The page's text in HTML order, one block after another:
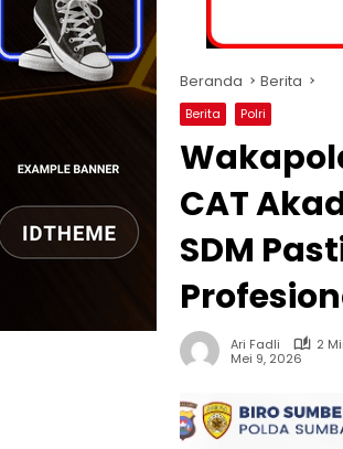
Beranda Berita
Berita Polri
CAT
SDM
Ari Fadli
2
Mei 9, 2026